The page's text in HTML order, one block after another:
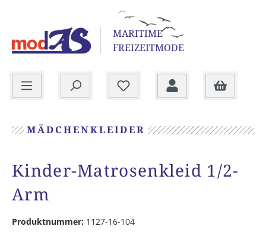
MARITIME
FREIZEITMODE
MÄDCHENKLEIDER
Kinder-Matrosenkleid 1/2-
Arm
Produktnummer: 1127-16-104